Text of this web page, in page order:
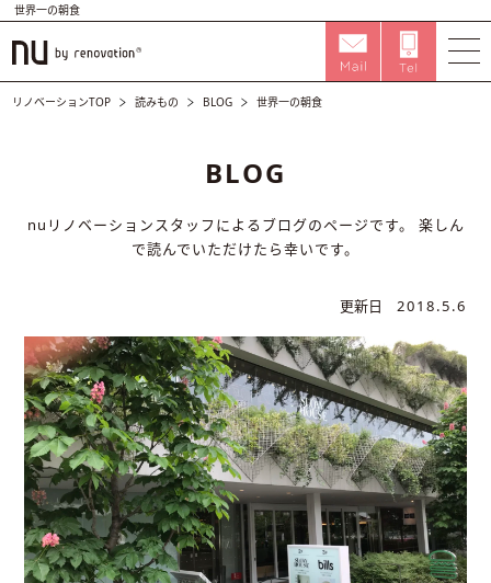
世界一の朝食
リノベーションTOP 読みもの BLOG 世界一の朝食
BLOG
nuリノベーションスタッフによるブログのページです。
楽しん
で読んでいただけたら幸いです。
更新日 2018.5.6